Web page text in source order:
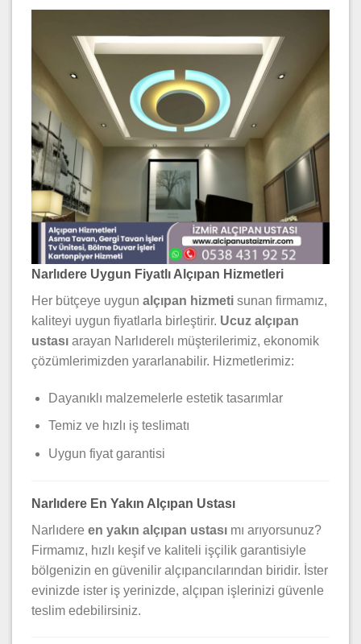
Narlıdere Uygun Fiyatlı Alçıpan Hizmetleri
Her bütçeye uygun alçıpan hizmeti sunan firmamız,
kaliteyi uygun fiyatlarla birleştirir. Ucuz alçıpan
ustası arayan Narlıderelı müşterilerimiz, ekonomik
çözümlerimizden yararlanabilir. Hizmetlerimiz:
Dayanıklı malzemelerle estetik tasarımlar
Temiz ve hızlı iş teslimatı
Uygun fiyat garantisi
Narlıdere En Yakın Alçıpan Ustası
Narlıdere en yakın alçıpan ustası mı arıyorsunuz?
Firmamız, hızlı keşif ve kaliteli işçilik garantisiyle
bölgenizin en güvenilir alçıpancılarından biridir. İster
evinizde ister iş yerinizde, alçıpan işlerinizi güvenle
teslim edebilirsiniz.